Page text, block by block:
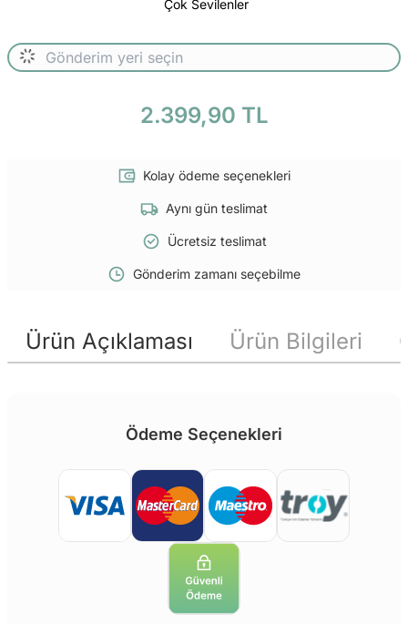
Çok Sevilenler
2.399,90 TL
Kolay ödeme seçenekleri
Aynı gün teslimat
Ücretsiz teslimat
Gönderim zamanı seçebilme
Ürün Açıklaması Ürün Bilgileri
Ödeme Seçenekleri